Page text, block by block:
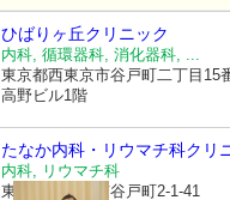
ひばりヶ丘クリニック
内科, 循環器科, 消化器科, ...
東京都西東京市谷戸町二丁目15
高野ビル1階
たなか内科・リウマチ科クリ
内科, リウマチ科
東京都西東京市谷戸町2-1-41